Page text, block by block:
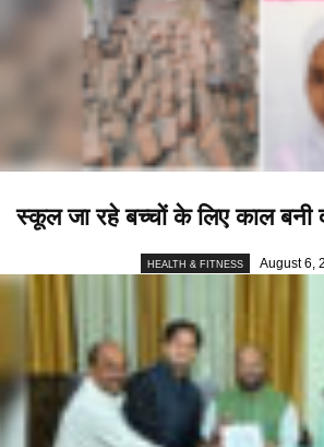
स्कूल जा रहे बच्चों के लिए काल बनी
HEALTH & FITNESS August 6,